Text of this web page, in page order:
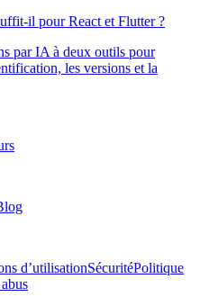
il pour React et Flutter ?
par IA à deux outils pour
les versions et la
d’utilisationSécuritéPolitique